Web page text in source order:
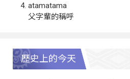
atamatama
父字輩的稱呼
歷史上的今天